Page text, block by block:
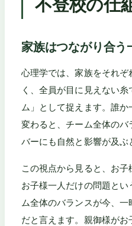
不登校の仕
家族はつながり合う
心理学では、家族をそれ
く、全員が目に見えない
ム」として捉えます。誰か
変わると、チーム全体の
バーにも自然と影響が及ぶ
この視点から見ると、お子
お子様一人だけの問題と
ム全体のバランスが今、
だと言えます。親御様が